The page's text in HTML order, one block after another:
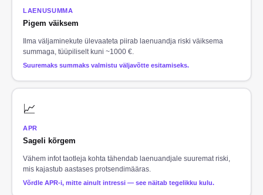
LAENUSUMMA
Pigem väiksem
Ilma väljaminekute ülevaateta piirab laenuandja riski väiksema
summaga, tüüpiliselt kuni ~1000 €.
Suuremaks summaks valmistu väljavõtte esitamiseks.
📈
APR
Sageli kõrgem
Vähem infot taotleja kohta tähendab laenuandjale suuremat riski,
mis kajastub aastases protsendimääras.
Võrdle APR-i, mitte ainult intressi — see näitab tegelikku kulu.